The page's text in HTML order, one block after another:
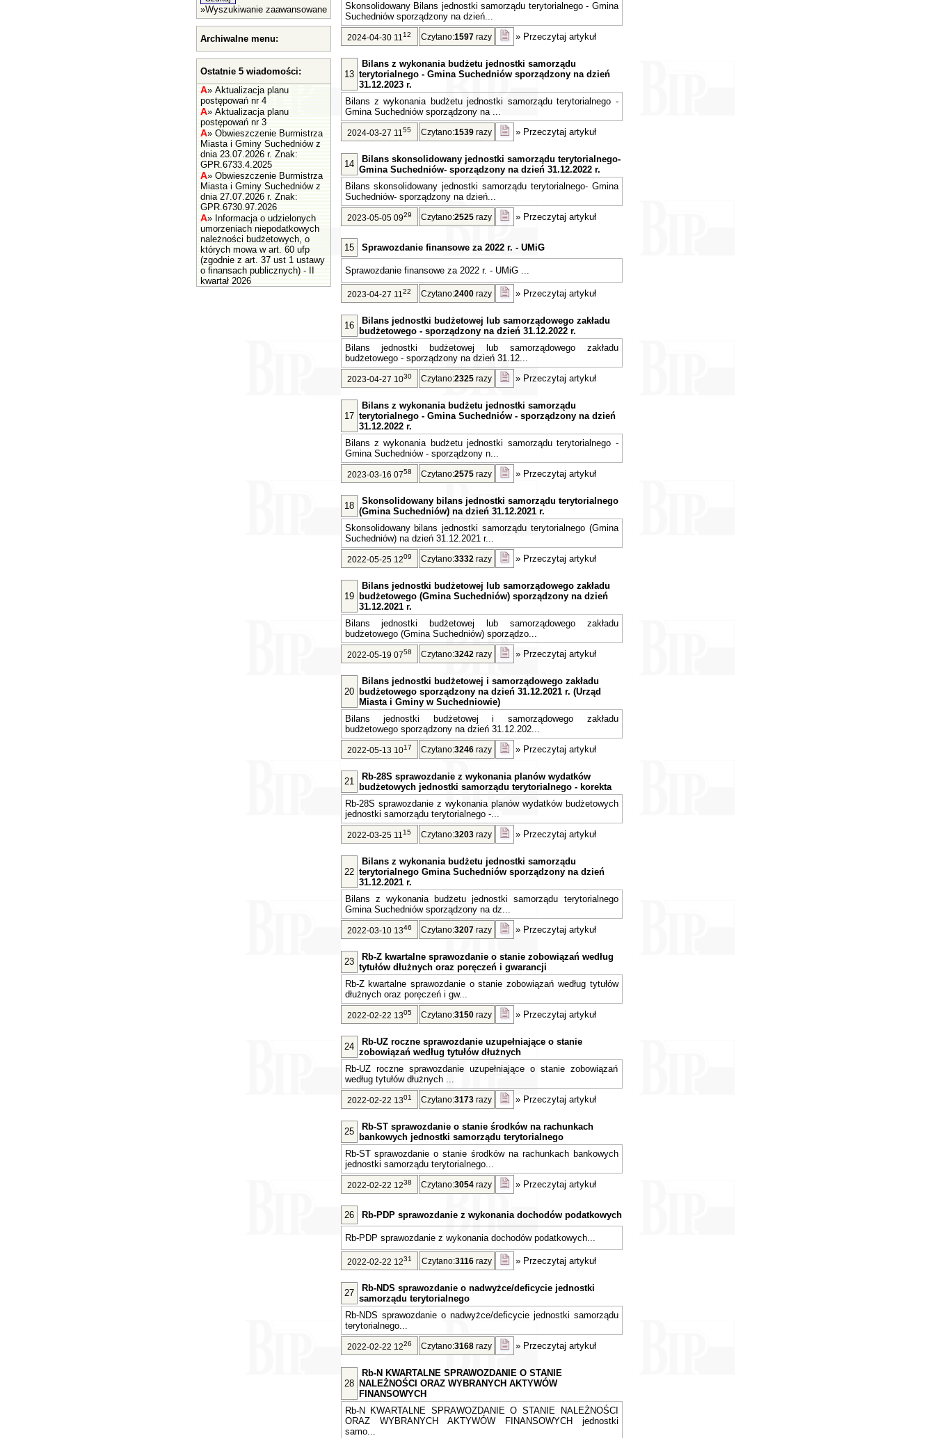
»Wyszukiwanie zaawansowane
Archiwalne menu:
Ostatnie 5 wiadomości:
A» Aktualizacja planu
postępowań nr 4
A» Aktualizacja planu
postępowań nr 3
A» Obwieszczenie Burmistrza
Miasta i Gminy Suchedniów z
dnia 23.07.2026 r. Znak:
GPR.6733.4.2025
A» Obwieszczenie Burmistrza
Miasta i Gminy Suchedniów z
dnia 27.07.2026 r. Znak:
GPR.6730.97.2026
A» Informacja o udzielonych
umorzeniach niepodatkowych
należności budżetowych, o
których mowa w art. 60 ufp
(zgodnie z art. 37 ust 1 ustawy
o finansach publicznych) - II
kwartał 2026
Skonsolidowany Bilans jednostki samorządu terytorialnego - Gmina
Suchedniów sporządzony na dzień...
2024-04-30 1112 Czytano:1597 razy » Przeczytaj artykuł
13
Bilans z wykonania budżetu jednostki samorządu
terytorialnego - Gmina Suchedniów sporządzony na dzień
31.12.2023 r.
Bilans z wykonania budżetu jednostki samorządu terytorialnego -
Gmina Suchedniów sporządzony na ...
2024-03-27 1155 Czytano:1539 razy » Przeczytaj artykuł
14
Bilans skonsolidowany jednostki samorządu terytorialnego-
Gmina Suchedniów- sporządzony na dzień 31.12.2022 r.
Bilans skonsolidowany jednostki samorządu terytorialnego- Gmina
Suchedniów- sporządzony na dzień...
2023-05-05 0929 Czytano:2525 razy » Przeczytaj artykuł
15 Sprawozdanie finansowe za 2022 r. - UMiG
Sprawozdanie finansowe za 2022 r. - UMiG ...
2023-04-27 1122 Czytano:2400 razy » Przeczytaj artykuł
16
Bilans jednostki budżetowej lub samorządowego zakładu
budżetowego - sporządzony na dzień 31.12.2022 r.
Bilans jednostki budżetowej lub samorządowego zakładu
budżetowego - sporządzony na dzień 31.12...
2023-04-27 1030 Czytano:2325 razy » Przeczytaj artykuł
17
Bilans z wykonania budżetu jednostki samorządu
terytorialnego - Gmina Suchedniów - sporządzony na dzień
31.12.2022 r.
Bilans z wykonania budżetu jednostki samorządu terytorialnego -
Gmina Suchedniów - sporządzony n...
2023-03-16 0758 Czytano:2575 razy » Przeczytaj artykuł
18
Skonsolidowany bilans jednostki samorządu terytorialnego
(Gmina Suchedniów) na dzień 31.12.2021 r.
Skonsolidowany bilans jednostki samorządu terytorialnego (Gmina
Suchedniów) na dzień 31.12.2021 r...
2022-05-25 1209 Czytano:3332 razy » Przeczytaj artykuł
19
Bilans jednostki budżetowej lub samorządowego zakładu
budżetowego (Gmina Suchedniów) sporządzony na dzień
31.12.2021 r.
Bilans jednostki budżetowej lub samorządowego zakładu
budżetowego (Gmina Suchedniów) sporządzo...
2022-05-19 0758 Czytano:3242 razy » Przeczytaj artykuł
20
Bilans jednostki budżetowej i samorządowego zakładu
budżetowego sporządzony na dzień 31.12.2021 r. (Urząd
Miasta i Gminy w Suchedniowie)
Bilans jednostki budżetowej i samorządowego zakładu
budżetowego sporządzony na dzień 31.12.202...
2022-05-13 1017 Czytano:3246 razy » Przeczytaj artykuł
21
Rb-28S sprawozdanie z wykonania planów wydatków
budżetowych jednostki samorządu terytorialnego - korekta
Rb-28S sprawozdanie z wykonania planów wydatków budżetowych
jednostki samorządu terytorialnego -...
2022-03-25 1115 Czytano:3203 razy » Przeczytaj artykuł
22
Bilans z wykonania budżetu jednostki samorządu
terytorialnego Gmina Suchedniów sporządzony na dzień
31.12.2021 r.
Bilans z wykonania budżetu jednostki samorządu terytorialnego
Gmina Suchedniów sporządzony na dz...
2022-03-10 1346 Czytano:3207 razy » Przeczytaj artykuł
23
Rb-Z kwartalne sprawozdanie o stanie zobowiązań według
tytułów dłużnych oraz poręczeń i gwarancji
Rb-Z kwartalne sprawozdanie o stanie zobowiązań według tytułów
dłużnych oraz poręczeń i gw...
2022-02-22 1305 Czytano:3150 razy » Przeczytaj artykuł
24
Rb-UZ roczne sprawozdanie uzupełniające o stanie
zobowiązań według tytułów dłużnych
Rb-UZ roczne sprawozdanie uzupełniające o stanie zobowiązań
według tytułów dłużnych ...
2022-02-22 1301 Czytano:3173 razy » Przeczytaj artykuł
25
Rb-ST sprawozdanie o stanie środków na rachunkach
bankowych jednostki samorządu terytorialnego
Rb-ST sprawozdanie o stanie środków na rachunkach bankowych
jednostki samorządu terytorialnego...
2022-02-22 1238 Czytano:3054 razy » Przeczytaj artykuł
26 Rb-PDP sprawozdanie z wykonania dochodów podatkowych
Rb-PDP sprawozdanie z wykonania dochodów podatkowych...
2022-02-22 1231 Czytano:3116razy » Przeczytaj artykuł
27
Rb-NDS sprawozdanie o nadwyżce/deficycie jednostki
samorządu terytorialnego
Rb-NDS sprawozdanie o nadwyżce/deficycie jednostki samorządu
terytorialnego...
2022-02-22 1226 Czytano:3168 razy » Przeczytaj artykuł
28
Rb-N KWARTALNE SPRAWOZDANIE O STANIE
NALEŻNOŚCI ORAZ WYBRANYCH AKTYWÓW
FINANSOWYCH
Rb-N KWARTALNE SPRAWOZDANIE O STANIE NALEŻNOŚCI
ORAZ WYBRANYCH AKTYWÓW FINANSOWYCH jednostki
samo...